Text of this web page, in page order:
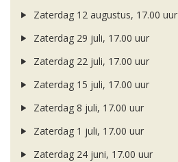
Zaterdag 12 augustus, 17.00 uur
Zaterdag 29 juli, 17.00 uur
Zaterdag 22 juli, 17.00 uur
Zaterdag 15 juli, 17.00 uur
Zaterdag 8 juli, 17.00 uur
Zaterdag 1 juli, 17.00 uur
Zaterdag 24 juni, 17.00 uur